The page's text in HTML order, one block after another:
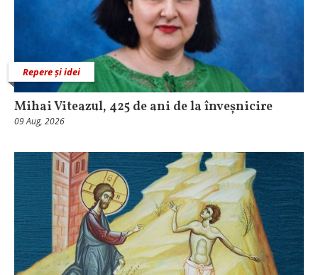
Repere și idei
Mihai Viteazul, 425 de ani de la înveșnicire
09 Aug, 2026